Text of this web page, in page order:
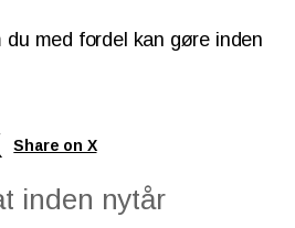
du med fordel kan gøre inden
Share on X
inden nytår